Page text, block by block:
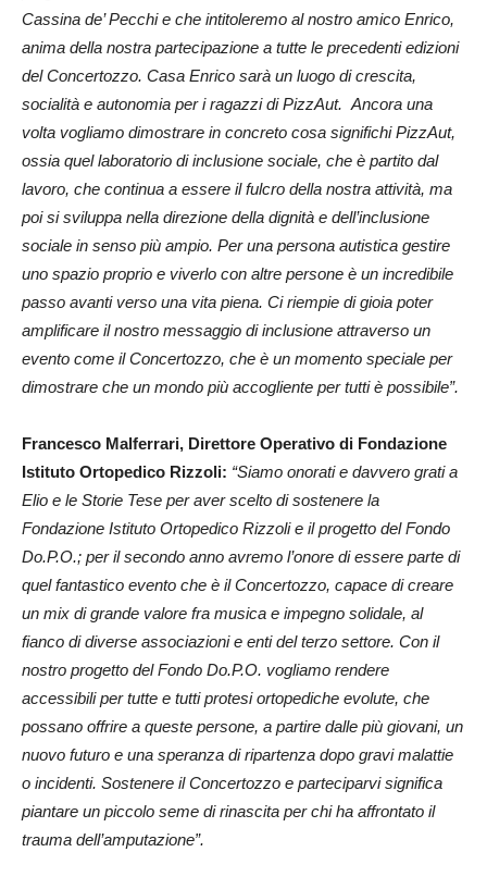
Cassina de’ Pecchi e che intitoleremo al nostro amico Enrico,
anima della nostra partecipazione a tutte le precedenti edizioni
del Concertozzo. Casa Enrico sarà un luogo di crescita,
socialità e autonomia per i ragazzi di PizzAut. Ancora una
volta vogliamo dimostrare in concreto cosa significhi PizzAut,
ossia quel laboratorio di inclusione sociale, che è partito dal
lavoro, che continua a essere il fulcro della nostra attività, ma
poi si sviluppa nella direzione della dignità e dell’inclusione
sociale in senso più ampio. Per una persona autistica gestire
uno spazio proprio e viverlo con altre persone è un incredibile
passo avanti verso una vita piena. Ci riempie di gioia poter
amplificare il nostro messaggio di inclusione attraverso un
evento come il Concertozzo, che è un momento speciale per
dimostrare che un mondo più accogliente per tutti è possibile”.
Francesco Malferrari, Direttore Operativo di Fondazione
Istituto Ortopedico Rizzoli: “Siamo onorati e davvero grati a
Elio e le Storie Tese per aver scelto di sostenere la
Fondazione Istituto Ortopedico Rizzoli e il progetto del Fondo
Do.P.O.; per il secondo anno avremo l’onore di essere parte di
quel fantastico evento che è il Concertozzo, capace di creare
un mix di grande valore fra musica e impegno solidale, al
fianco di diverse associazioni e enti del terzo settore. Con il
nostro progetto del Fondo Do.P.O. vogliamo rendere
accessibili per tutte e tutti protesi ortopediche evolute, che
possano offrire a queste persone, a partire dalle più giovani, un
nuovo futuro e una speranza di ripartenza dopo gravi malattie
o incidenti. Sostenere il Concertozzo e parteciparvi significa
piantare un piccolo seme di rinascita per chi ha affrontato il
trauma dell’amputazione”.